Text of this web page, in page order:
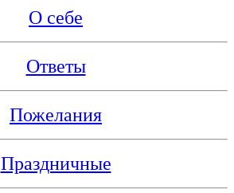
О себе
Ответы
Пожелания
Праздничные